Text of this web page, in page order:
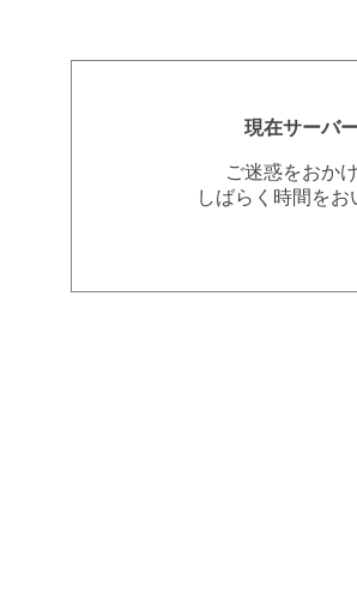
現在サーバ
ご迷惑をおか
しばらく時間を